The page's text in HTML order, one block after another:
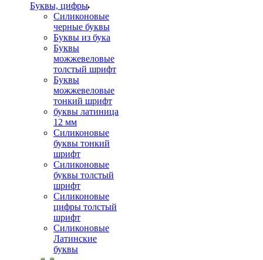
Буквы, цифры
Силиконовые
черные буквы
Буквы из бука
Буквы
можжевеловые
толстый шрифт
Буквы
можжевеловые
тонкий шрифт
буквы латиница
12 мм
Силиконовые
буквы тонкий
шрифт
Силиконовые
буквы толстый
шрифт
Силиконовые
цифры толстый
шрифт
Силиконовые
Латинские
буквы